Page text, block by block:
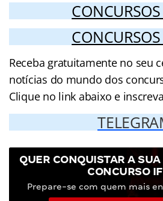
Receba gratuitamente no seu
notícias do mundo dos
Clique no link abaixo e
QUER CONQUISTAR A
CONCURSO
Prepare-se com quem mais